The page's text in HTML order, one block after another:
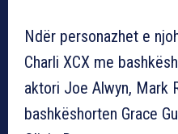
Ndër personazhet e
Charli XCX me
aktori Joe Alwyn, Mark
bashkëshorten Grace